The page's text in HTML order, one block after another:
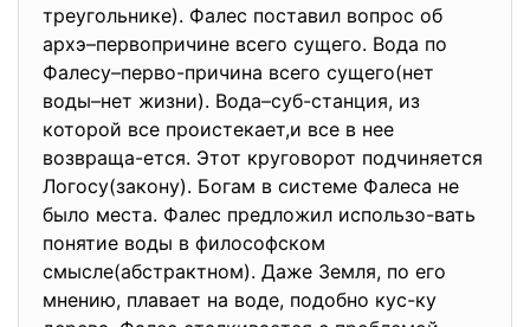
треугольнике). Фалес поставил вопрос об
архэ–первопричине всего сущего. Вода по
Фалесу–перво-причина всего сущего(нет
воды–нет жизни). Вода–суб-станция, из
которой все проистекает,и все в нее
возвраща-ется. Этот круговорот подчиняется
Логосу(закону). Богам в системе Фалеса не
было места. Фалес предложил использо-вать
понятие воды в философском
смысле(абстрактном). Даже Земля, по его
мнению, плавает на воде, подобно кус-ку